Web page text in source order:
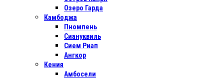
Озеро Гарда
Камбоджа
Пномпень
Сиануквиль
Сием Риап
Ангкор
Кения
Амбосели